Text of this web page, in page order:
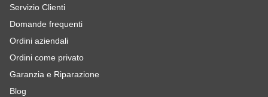
Servizio Clienti
Domande frequenti
Ordini aziendali
Ordini come privato
Garanzia e Riparazione
Blog